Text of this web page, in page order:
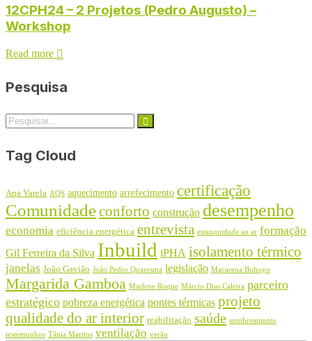
12CPH24 – 2 Projetos (Pedro Augusto) –
Workshop
Read more
Pesquisa
Tag Cloud
Ana Varela AQS aquecimento arrefecimento certificação
Comunidadeconforto construção desempenho
economia eficiência energética entrevista estanquidade ao ar formação
Gil Ferreira da Silva Inbuild iPHA isolamento térmico
janelas João Gavião João Pedro Quaresma legislação Macarena Bohoyo
Margarida Gamboa Marlene Roque Márcio Dias Caleira parceiro
estratégico pobreza energética pontes térmicas projeto
qualidade do ar interior reabilitação saúde sombreamento
testemunhos Tânia Martins ventilação verão